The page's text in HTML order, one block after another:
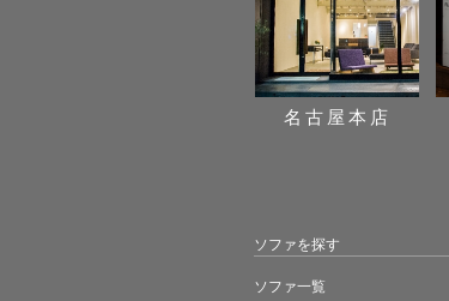
名古屋本店
ソファを探す
ソファ一覧